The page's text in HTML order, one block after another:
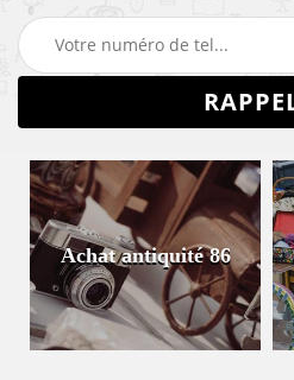
Achat antiquité 86